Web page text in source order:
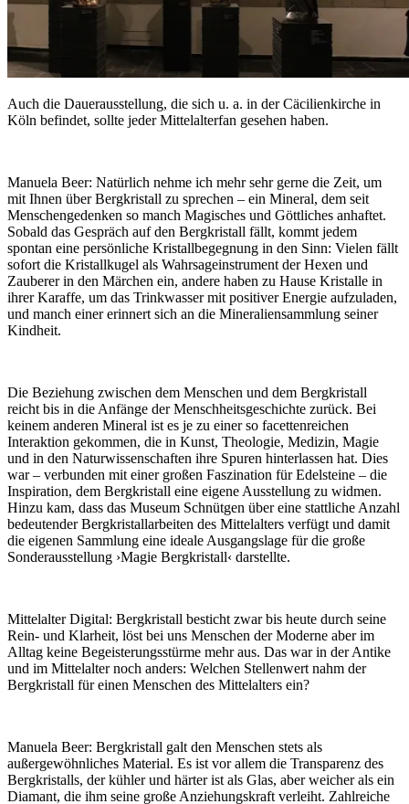
Auch die Dauerausstellung, die sich u. a. in der Cäcilienkirche in
Köln befindet, sollte jeder Mittelalterfan gesehen haben.
Manuela Beer: Natürlich nehme ich mehr sehr gerne die Zeit, um
mit Ihnen über Bergkristall zu sprechen – ein Mineral, dem seit
Menschengedenken so manch Magisches und Göttliches anhaftet.
Sobald das Gespräch auf den Bergkristall fällt, kommt jedem
spontan eine persönliche Kristallbegegnung in den Sinn: Vielen fällt
sofort die Kristallkugel als Wahrsageinstrument der Hexen und
Zauberer in den Märchen ein, andere haben zu Hause Kristalle in
ihrer Karaffe, um das Trinkwasser mit positiver Energie aufzuladen,
und manch einer erinnert sich an die Mineraliensammlung seiner
Kindheit.
Die Beziehung zwischen dem Menschen und dem Bergkristall
reicht bis in die Anfänge der Menschheitsgeschichte zurück. Bei
keinem anderen Mineral ist es je zu einer so facettenreichen
Interaktion gekommen, die in Kunst, Theologie, Medizin, Magie
und in den Naturwissenschaften ihre Spuren hinterlassen hat. Dies
war – verbunden mit einer großen Faszination für Edelsteine – die
Inspiration, dem Bergkristall eine eigene Ausstellung zu widmen.
Hinzu kam, dass das Museum Schnütgen über eine stattliche Anzahl
bedeutender Bergkristallarbeiten des Mittelalters verfügt und damit
die eigenen Sammlung eine ideale Ausgangslage für die große
Sonderausstellung ›Magie Bergkristall‹ darstellte.
Mittelalter Digital: Bergkristall besticht zwar bis heute durch seine
Rein- und Klarheit, löst bei uns Menschen der Moderne aber im
Alltag keine Begeisterungsstürme mehr aus. Das war in der Antike
und im Mittelalter noch anders: Welchen Stellenwert nahm der
Bergkristall für einen Menschen des Mittelalters ein?
Manuela Beer: Bergkristall galt den Menschen stets als
außergewöhnliches Material. Es ist vor allem die Transparenz des
Bergkristalls, der kühler und härter ist als Glas, aber weicher als ein
Diamant, die ihm seine große Anziehungskraft verleiht. Zahlreiche